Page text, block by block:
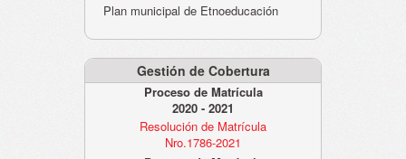
Plan municipal de Etnoeducación
Gestión de Cobertura
Proceso de Matrícula
2020 - 2021
Resolución de Matrícula
Nro.1786-2021